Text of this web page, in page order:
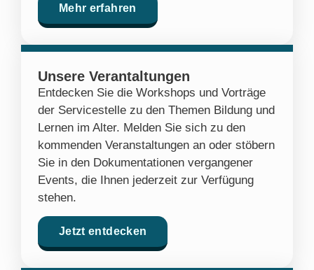
Mehr erfahren
Unsere Verantaltungen
Entdecken Sie die Workshops und Vorträge
der Servicestelle zu den Themen Bildung und
Lernen im Alter. Melden Sie sich zu den
kommenden Veranstaltungen an oder stöbern
Sie in den Dokumentationen vergangener
Events, die Ihnen jederzeit zur Verfügung
stehen.
Jetzt entdecken